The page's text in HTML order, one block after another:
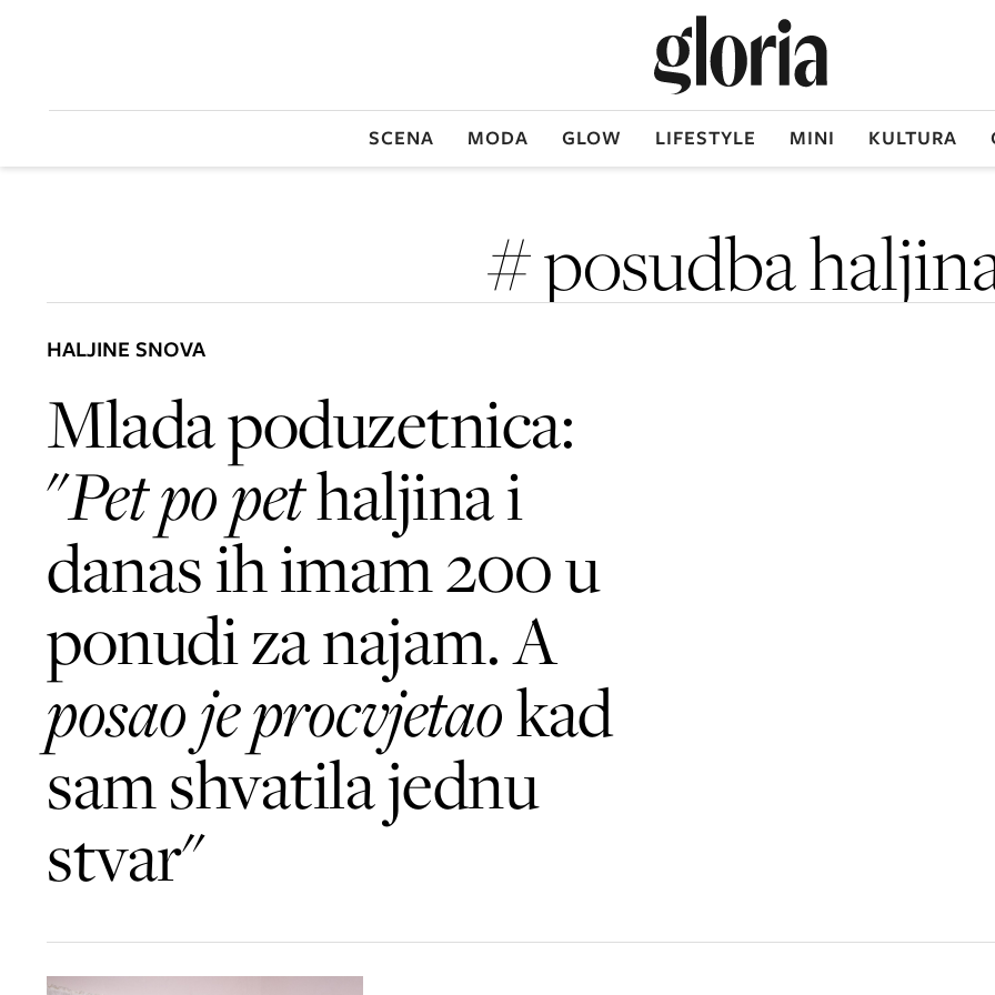
SCENA MODA GLOW LIFESTYLE MINI KULTURA
# posudba
HALJINE SNOVA
Mlada poduzetnica:
"Pet po pethaljina i
danas ih imam 200 u
ponudi za najam. A
posao je procvjetaokad
sam shvatila jednu
stvar"